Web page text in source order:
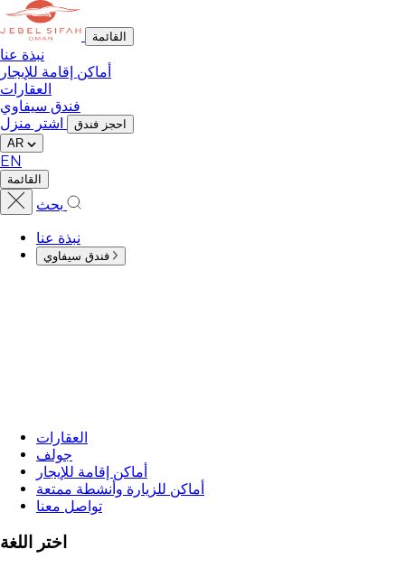
القائمة
نبذة عنا
أماكن إقامة للإيجار
العقارات
فندق سيفاوي
احجز فندق
AR
EN
القائمة
بحث
نبذة عنا
العقارات
جولف
أماكن إقامة للإيجار
أماكن للزيارة وأنشطة ممتعة
تواصل معنا
اختر اللغة